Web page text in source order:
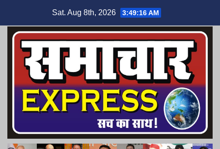
content
Sat. Aug 8th, 2026 3:49:17 AM